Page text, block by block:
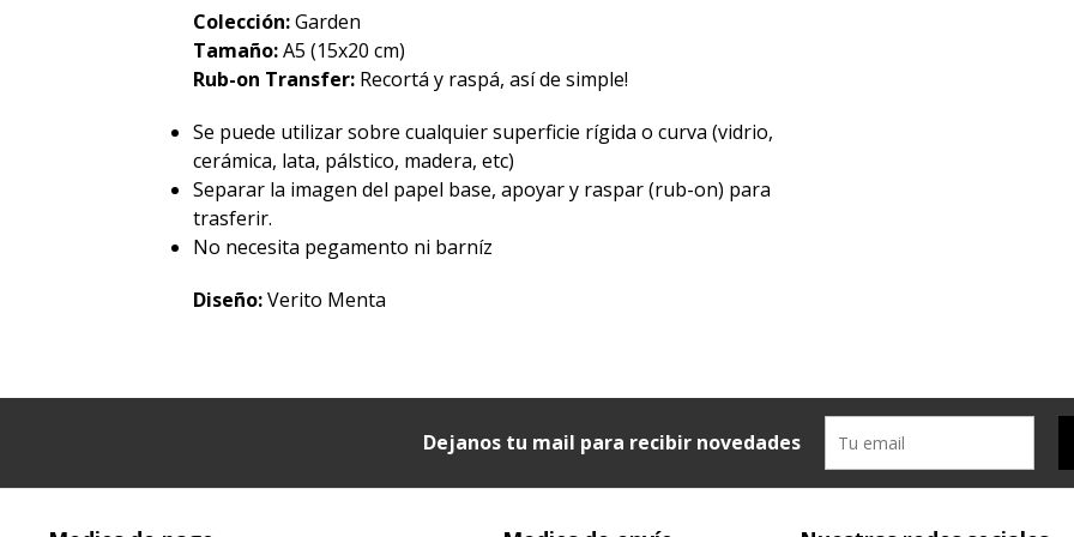
Colección:Garden
Tamaño:A5 (15x20 cm)
Rub-on Transfer: Recortá y raspá, así de simple!
Se puede utilizar sobre cualquier superficie rígida o curva (vidrio,
cerámica, lata, pálstico, madera, etc)
Separar la imagen del papel base, apoyar y raspar (rub-on) para
trasferir.
No necesita pegamento ni barníz
Diseño:Verito Menta
Dejanos tu mail para recibir novedades